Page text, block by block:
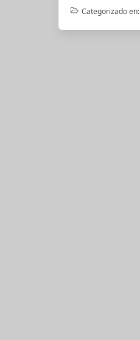
Categorizado en: